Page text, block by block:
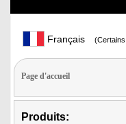
Français
Page d'accueil
Produits: